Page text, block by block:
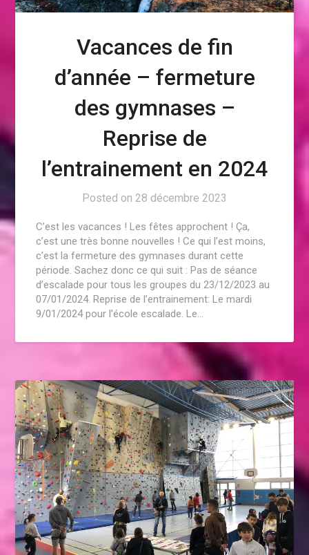
Vacances de fin
d’année – fermeture
des gymnases –
Reprise de
l’entrainement en 2024
Posted on 28 décembre 2023
C’est les vacances ! Les fêtes approchent ! Ça,
c’est une très bonne nouvelles ! Ce qui l’est moins,
c’est la fermeture des gymnases durant cette
période. Sachez donc ce qui suit : Pas de séance
d’escalade pour tous les groupes du 23/12/2023 au
07/01/2024. Reprise de l’entrainement: Le mardi
9/01/2024 pour l’école escalade. Le…